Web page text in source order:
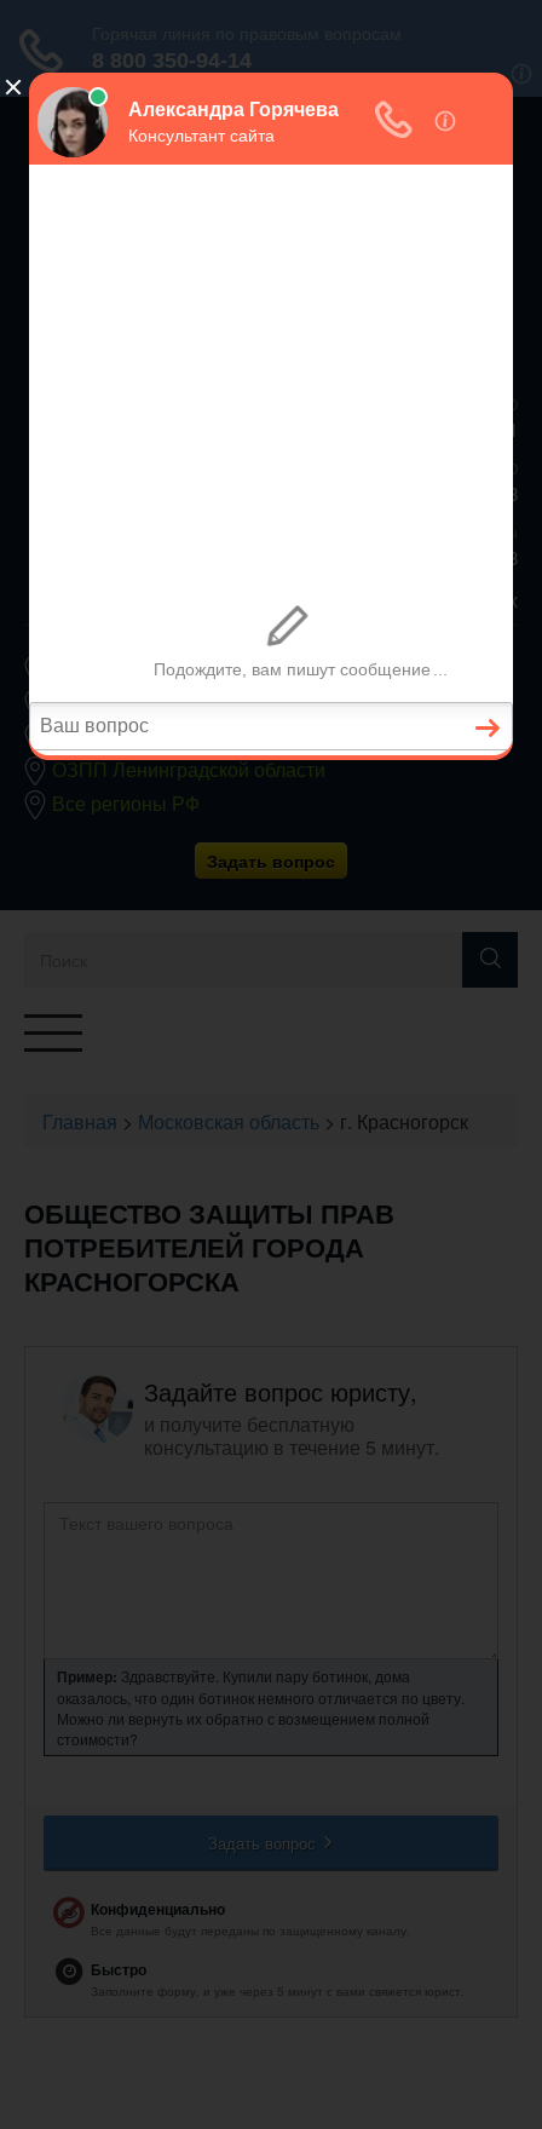
Москва и МО
+7 (499) 938-86-71
Санкт-Петербург и ЛО
+7 (812) 467-34-68
8 800 350 24 63
Заявки принимаются круглосуточно без выходных
ОЗПП Москвы
ОЗПП Московской области
ОЗПП Санкт-Петербурга
ОЗПП Ленинградской области
Все регионы РФ
Задать вопрос
Переключатель
Главная > Московская область > г. Красногорск
ОБЩЕСТВО ЗАЩИТЫ ПРАВ
ПОТРЕБИТЕЛЕЙ ГОРОДА
КРАСНОГОРСКА
Задайте вопрос юристу,
и получите бесплатную
консультацию в течение 5 минут.
Пример: Здравствуйте. Купили пару ботинок, дома
оказалось, что один ботинок немного отличается по цвету.
Можно ли вернуть их обратно с возмещением полной
стоимости?
Задать вопрос
Конфиденциально
Все данные будут переданы по защищенному каналу.
Быстро
Заполните форму, и уже через 5 минут с вами свяжется юрист.